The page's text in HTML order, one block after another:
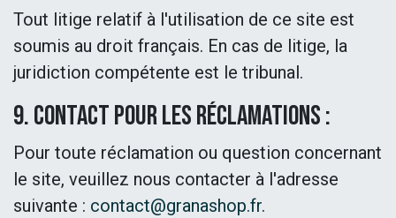
Tout litige relatif à l'utilisation de ce site est
soumis au droit français. En cas de litige, la
juridiction compétente est le tribunal.
9. Contact pour les réclamations :
Pour toute réclamation ou question concernant
le site, veuillez nous contacter à l'adresse
suivante : contact@granashop.fr.